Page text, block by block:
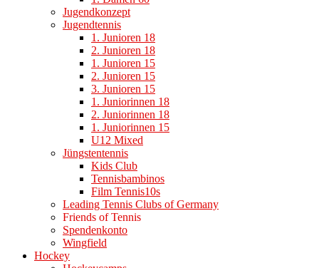
Jugendkonzept
Jugendtennis
1. Junioren 18
2. Junioren 18
1. Junioren 15
2. Junioren 15
3. Junioren 15
1. Juniorinnen 18
2. Juniorinnen 18
1. Juniorinnen 15
U12 Mixed
Jüngstentennis
Kids Club
Tennisbambinos
Film Tennis10s
Leading Tennis Clubs of Germany
Friends of Tennis
Spendenkonto
Wingfield
Hockey